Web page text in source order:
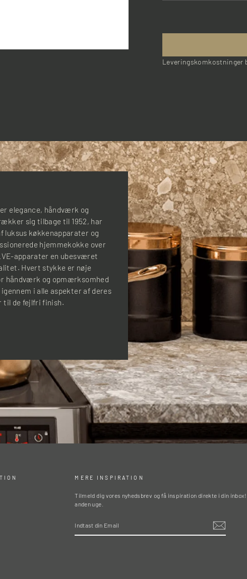
Leveringskomkostninger
elegance, håndværk og
sig tilbage til 1952, har
luksus køkkenapparater og
hjemmekokke over
apparater en ubesværet
Hvert stykke er nøje
håndværk og opmærksomhed
i alle aspekter af deres
til de fejlfri finish.
MERE INSPIRATION
Tilmeld dig vores nyhedsbrev og få inspiration direkte i din
anden uge.
DIN